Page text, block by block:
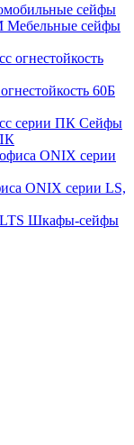
сейфы
Мебельные сейфы
60Б
Сейфы
ONIX серии LS,
Шкафы-сейфы